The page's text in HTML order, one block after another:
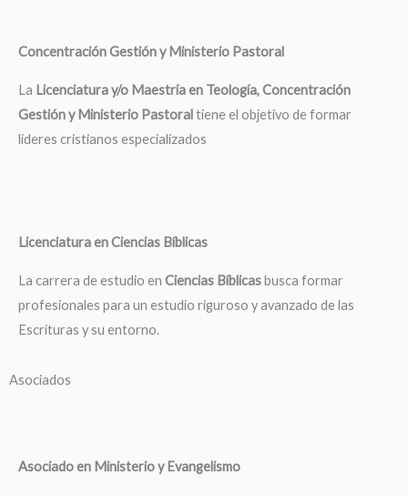
Concentración Gestión y Ministerio Pastoral
La Licenciatura y/o Maestría en Teología, Concentración
Gestión y Ministerio Pastoraltiene el objetivo de formar
líderes cristianos especializados
Licenciatura en Ciencias Bíblicas
La carrera de estudio en Ciencias Bíblicasbusca formar
profesionales para un estudio riguroso y avanzado de las
Escrituras y su entorno.
Asociados
Asociado en Ministerio y Evangelismo